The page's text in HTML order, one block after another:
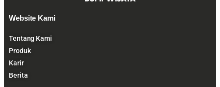
Website Kami
Tentang Kami
Produk
Karir
Berita